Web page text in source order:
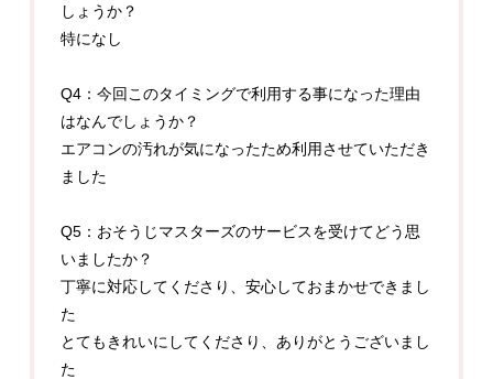
しょうか？
特になし
Q4：今回このタイミングで利用する事になった理由
はなんでしょうか？
エアコンの汚れが気になったため利用させていただき
ました
Q5：おそうじマスターズのサービスを受けてどう思
いましたか？
丁寧に対応してくださり、安心しておまかせできまし
た
とてもきれいにしてくださり、ありがとうございまし
た